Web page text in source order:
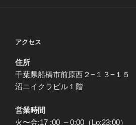
アクセス
住所
千葉県船橋市前原西２−
沼ニイクラビル１階
営業時間
火〜金:17 :00 – 0:00（Lo:23:00）